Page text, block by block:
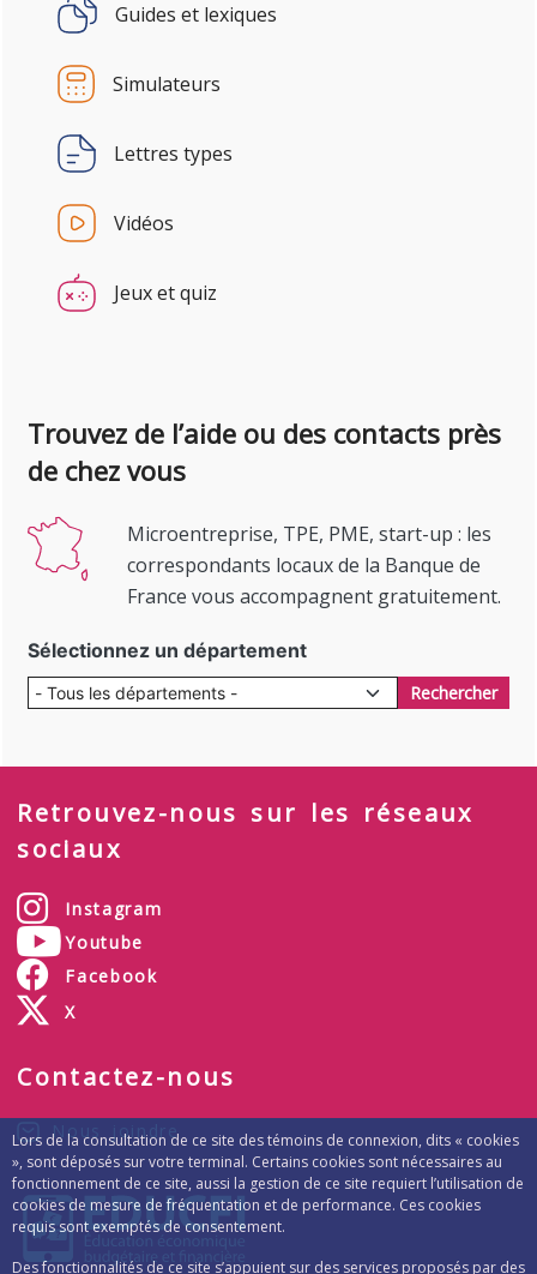
Lors de la consultation de ce site des témoins de connexion, dits « cookies
», sont déposés sur votre terminal. Certains cookies sont nécessaires au
fonctionnement de ce site, aussi la gestion de ce site requiert l’utilisation de
cookies de mesure de fréquentation et de performance. Ces cookies
requis sont exemptés de consentement.
Des fonctionnalités de ce site s’appuient sur des services proposés par des
Guides et lexiques
Simulateurs
Lettres types
Vidéos
Jeux et quiz
Trouvez de l’aide ou des contacts près
de chez vous
Microentreprise, TPE, PME, start-up : les
correspondants locaux de la Banque de
France vous accompagnent gratuitement.
Sélectionnez un département
Rechercher
Retrouvez-nous sur les réseaux
sociaux
Instagram
Youtube
Facebook
X
Contactez-nous
Nous joindre